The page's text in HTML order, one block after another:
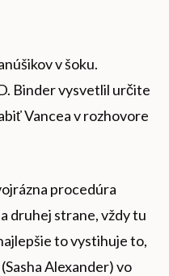
v šoku.
Binder vysvetlil určite
Vancea v rozhovore
procedúra
druhej strane, vždy tu
to vystihuje to,
Alexander) vo